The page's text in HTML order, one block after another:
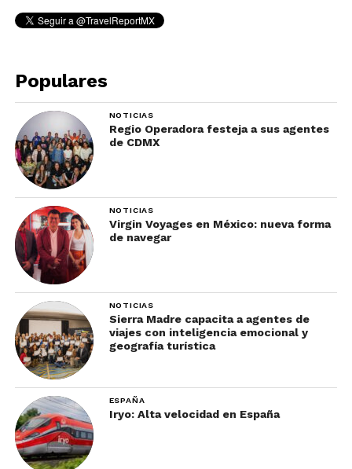
Populares
NOTICIAS
Regio Operadora festeja a sus agentes
de CDMX
NOTICIAS
Virgin Voyages en México: nueva forma
de navegar
NOTICIAS
Sierra Madre capacita a agentes de
viajes con inteligencia emocional y
geografía turística
ESPAÑA
Iryo: Alta velocidad en España